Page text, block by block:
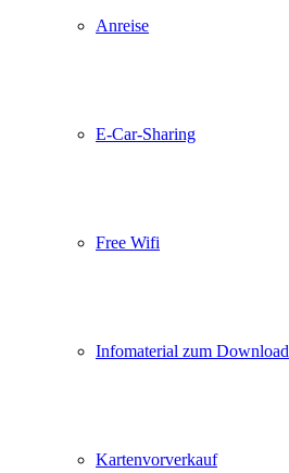
Anreise
E-Car-Sharing
Free Wifi
Infomaterial zum Download
Kartenvorverkauf